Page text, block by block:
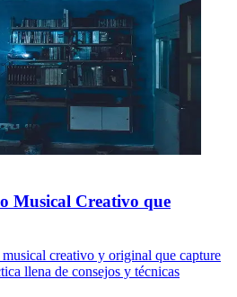
Musical Creativo que
creativo y original que capture
llena de consejos y técnicas